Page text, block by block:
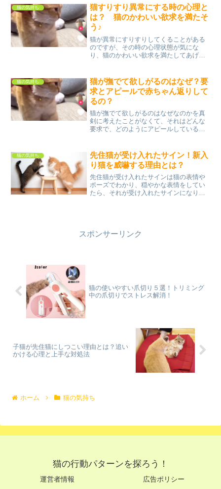
と言う意見もあるようです。実際はどう
なのでしょう？引用：Tik...
猫の気持ち
猫すりすり異常にする時の心理と
は？ 猫のかわいい欲求を満たそ
う♪
猫が異常にすりすりしてくることがある
のですが、その時の心理状態が気にな
り、猫のかわいい欲求を満たしてあげる
試してみてくださいね♪猫すりすり異常に
する時の心理とは？ 猫の...
猫の気持ち
猫が撫でて欲しがるのはなぜ？要
求とアピールで赤ちゃん返りして
るの？
猫が撫でて欲しがるのはなぜなのかを真
剣に考えたことがなくて、それはどんな
要求で、どのようにアピールしているの
り、お腹が空けば鳴いて食事を要求する
し、眠くなってくれば飼い...
猫の気持ち
先住猫が受け入れたサイン！新入
り猫を威嚇する理由とは？
先住猫が受け入れたサインは猫の表情や
ポーズでわかり、穏やかな表情をしてい
たら、それが受け入れたサインになり、
スポンサーリンク
猫の使いやすい爪切り５選！トリミング
中の爪切りでストレス解消！
子猫が先住猫にしつこい理由とは？追い
かける心理と上手な対処法
ホーム 猫の気持ち
猫の行動パターンを探ろう！
運営者情報 広告ポリシー